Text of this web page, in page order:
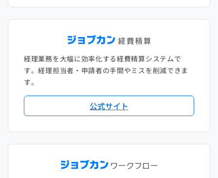
経理業務を大幅に効率化する経費精算システムで
す。経理担当者・申請者の手間やミスを削減できま
す。
公式サイト